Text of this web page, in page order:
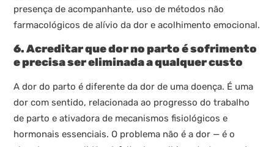
presença de acompanhante, uso de métodos não
farmacológicos de alívio da dor e acolhimento emocional.
6. Acreditar que dor no parto é sofrimento
e precisa ser eliminada a qualquer custo
A dor do parto é diferente da dor de uma doença. É uma
dor com sentido, relacionada ao progresso do trabalho
de parto e ativadora de mecanismos fisiológicos e
hormonais essenciais. O problema não é a dor — é o